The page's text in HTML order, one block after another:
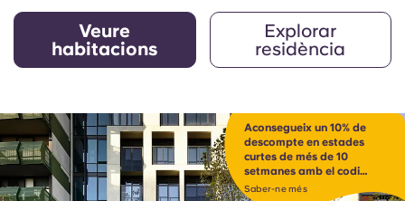
Veure
habitacions
Explorar
residència
Aconsegueix un 10% de
descompte en estades
curtes de més de 10
setmanes amb el codi
SHORT10*
Saber-ne més